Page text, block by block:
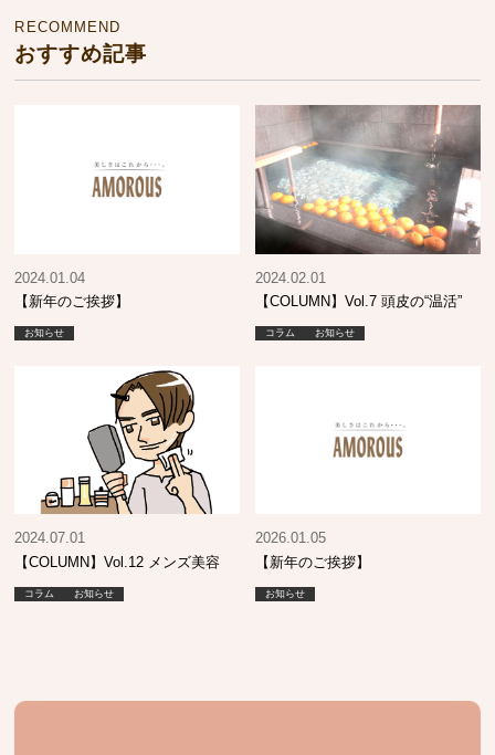
RECOMMEND
おすすめ記事
【新年のご挨拶】
2024.01.04
お知らせ
【COLUMN】Vol.7 頭皮の“温活”
2024.02.01
コラム お知らせ
【COLUMN】Vol.12 メンズ美容
2024.07.01
コラム お知らせ
【新年のご挨拶】
2026.01.05
お知らせ